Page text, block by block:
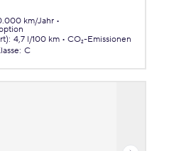
km/Jahr
: 4,7 l/100 km
CO₂-Emissionen
: C